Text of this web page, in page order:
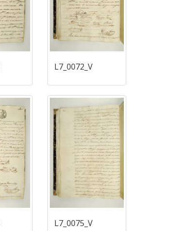
L7_0072_V
L7_0075_V